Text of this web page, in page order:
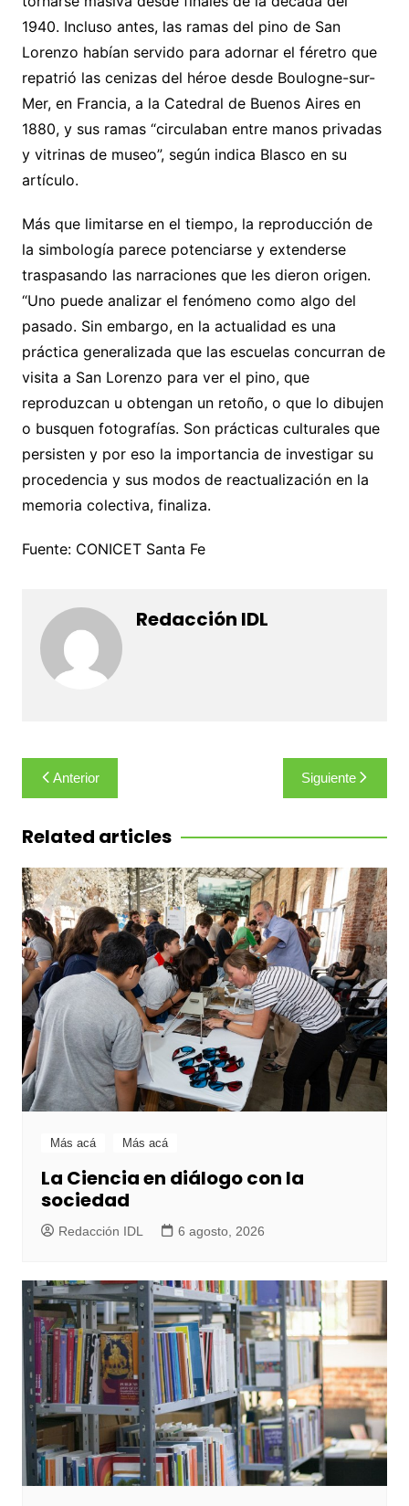
1940. Incluso antes, las ramas del pino de San
Lorenzo habían servido para adornar el féretro que
repatrió las cenizas del héroe desde Boulogne-sur-
Mer, en Francia, a la Catedral de Buenos Aires en
1880, y sus ramas “circulaban entre manos privadas
y vitrinas de museo”, según indica Blasco en su
artículo.
Más que limitarse en el tiempo, la reproducción de
la simbología parece potenciarse y extenderse
traspasando las narraciones que les dieron origen.
“Uno puede analizar el fenómeno como algo del
pasado. Sin embargo, en la actualidad es una
práctica generalizada que las escuelas concurran de
visita a San Lorenzo para ver el pino, que
reproduzcan u obtengan un retoño, o que lo dibujen
o busquen fotografías. Son prácticas culturales que
persisten y por eso la importancia de investigar su
procedencia y sus modos de reactualización en la
memoria colectiva, finaliza.
Fuente: CONICET Santa Fe
Redacción IDL
Navegación
de
entradas
Anterior Siguiente
Related articles
Más acá Más acá
La Ciencia en diálogo con la
sociedad
Redacción IDL 6 agosto, 2026